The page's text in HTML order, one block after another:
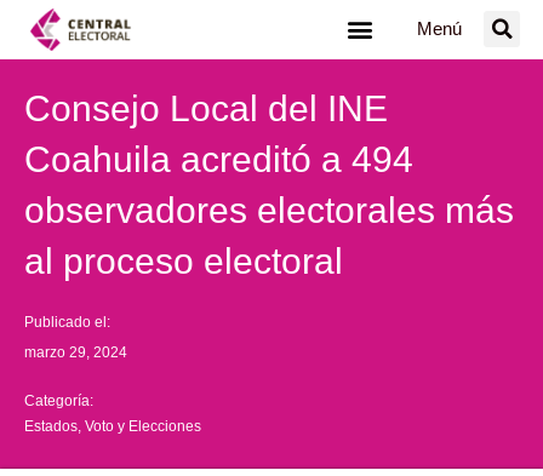
Menú
Consejo Local del INE
Coahuila acreditó a 494
observadores electorales más
al proceso electoral
Publicado el:
marzo 29, 2024
Categoría:
Estados Voto y Elecciones